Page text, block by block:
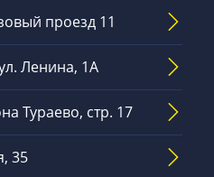
проезд 11
Ленина, 1А
Тураево, стр. 17
35